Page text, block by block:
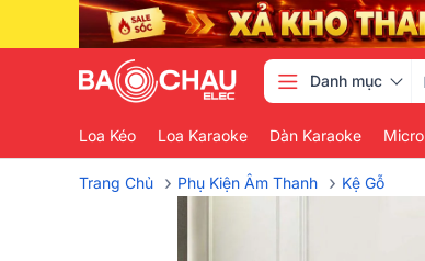
Danh mục
Loa Kéo Loa Karaoke Dàn Karaoke Micro
Trang Chủ › Phụ Kiện Âm Thanh › Kệ Gỗ